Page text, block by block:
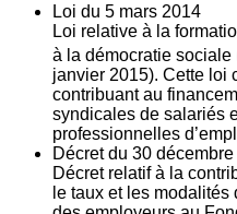
Loi du 5 mars 2014
Loi relative à la
à la démocratie
janvier 2015). Cette loi
contribuant au
syndicales de salariés
professionnelles
Décret du 30
Décret relatif à la
le taux et les